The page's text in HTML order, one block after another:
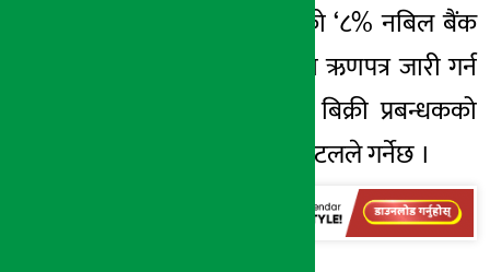
बैंकले ७ वर्ष अवधिको ‘८% नबिल बैंक
डिबेन्चर २०८५’ नाममा ऋणपत्र जारी गर्न
लागेको हो । यसमा बिक्री प्रबन्धकको
काम हिमालयन क्यापिटलले गर्नेछ ।